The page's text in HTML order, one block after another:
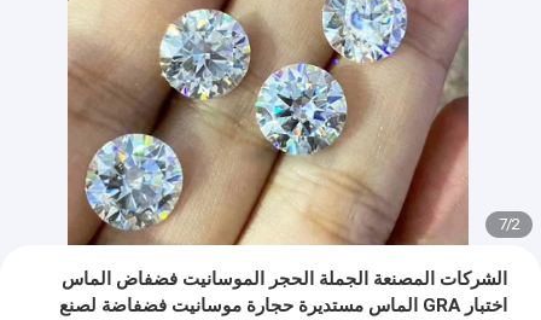
2
/
7
الشركات المصنعة الجملة الحجر الموسانيت فضفاض الماس
اختبار GRA الماس مستديرة حجارة موسانيت فضفاضة لصنع